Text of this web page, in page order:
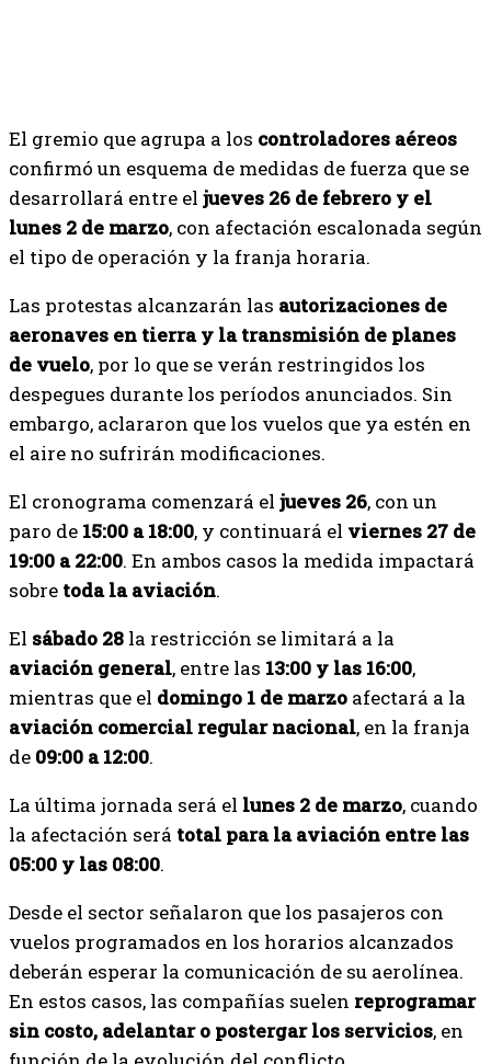
El gremio que agrupa a los controladores aéreos
confirmó un esquema de medidas de fuerza que se
desarrollará entre el jueves 26 de febrero y el
lunes 2 de marzo, con afectación escalonada según
el tipo de operación y la franja horaria.
Las protestas alcanzarán las autorizaciones de
aeronaves en tierra y la transmisión de planes
de vuelo, por lo que se verán restringidos los
despegues durante los períodos anunciados. Sin
embargo, aclararon que los vuelos que ya estén en
el aire no sufrirán modificaciones.
El cronograma comenzará el jueves 26, con un
paro de 15:00 a 18:00, y continuará el viernes 27 de
19:00 a 22:00. En ambos casos la medida impactará
sobre toda la aviación.
El sábado 28 la restricción se limitará a la
aviación general, entre las 13:00 y las 16:00,
mientras que el domingo 1 de marzo afectará a la
aviación comercial regular nacional, en la franja
de 09:00 a 12:00.
La última jornada será el lunes 2 de marzo, cuando
la afectación será total para la aviación entre las
05:00 y las 08:00.
Desde el sector señalaron que los pasajeros con
vuelos programados en los horarios alcanzados
deberán esperar la comunicación de su aerolínea.
En estos casos, las compañías suelen reprogramar
sin costo, adelantar o postergar los servicios, en